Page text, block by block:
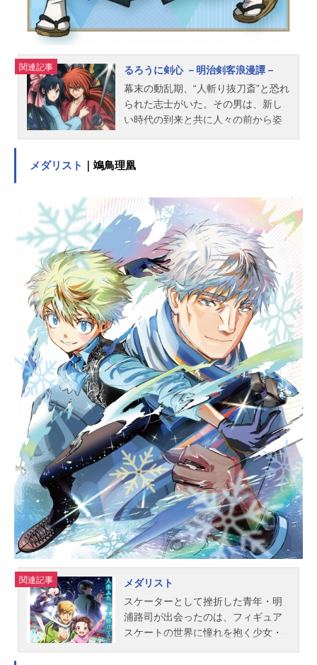
森結梨輿水幸子：竹達彩奈小関麗
奈：長野佑紀小早川紗枝：立花理香
安齋由香里...
関連記事
るろうに剣心 －明治剣客浪漫譚－
幕末の動乱期、“人斬り抜刀斎”と恐れ
られた志士がいた。その男は、新し
い時代の到来と共に人々の前から姿
治十一年、東京下町。逆刃刀を腰に
心は、神谷活心流の師範代・神谷薫
と出会う。剣心は、活心流を騙る辻
斬り「人斬り抜刀斎」の事件を解決
したことをきっかけに、薫のもとに
居候することとなる。東京府士族出
身の明神弥彦、喧嘩屋を称する相楽
左之助といった仲間たちとの出会い
過去の因縁によって戦うこととなる
宿敵たちとの対峙。新しい時代を懸
命に生きる人々による明治剣客浪漫
譚、ここに開幕――！作品名るろう
に剣心－明治剣客浪漫譚－放送形態T
Vアニメシリーズるろうに剣心スケジ
ュール2023年7月6日（木）～2023年
12月14日（木）フジテレビ“ノイタミ
ナ”ほか話数全24話キャスト緋村剣
心：斉藤壮馬神谷薫：高橋李依明神
弥彦：小市眞琴相良左之助：八代拓
高荷恵：大西沙織四乃森蒼紫：内田
雄馬斎藤一：日野聡般若：置鮎龍太
郎癋見：吉野裕行火男：落合福嗣式
尉：稲田徹スタッフ原作：和月伸宏
『るろうに剣心－明治剣客浪漫譚
－』（集英社ジャンプコミックス
刊）監督：山本秀世シリーズ構
成・...
メダリスト ｜鴗鳥理凰
関連記事
メダリスト
スケーターとして挫折した青年・明
浦路司が出会ったのは、フィギュア
スケートの世界に憧れを抱く少女・